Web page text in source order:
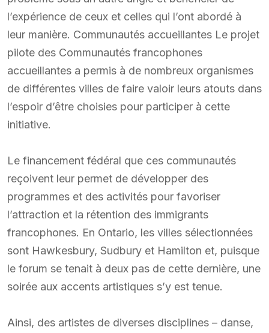
l’expérience de ceux et celles qui l’ont abordé à
leur manière. Communautés accueillantes Le projet
pilote des Communautés francophones
accueillantes a permis à de nombreux organismes
de différentes villes de faire valoir leurs atouts dans
l’espoir d’être choisies pour participer à cette
initiative.
Le financement fédéral que ces communautés
reçoivent leur permet de développer des
programmes et des activités pour favoriser
l’attraction et la rétention des immigrants
francophones. En Ontario, les villes sélectionnées
sont Hawkesbury, Sudbury et Hamilton et, puisque
le forum se tenait à deux pas de cette dernière, une
soirée aux accents artistiques s’y est tenue.
Ainsi, des artistes de diverses disciplines – danse,